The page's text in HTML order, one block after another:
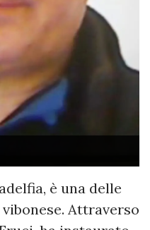
è una delle
Attraverso